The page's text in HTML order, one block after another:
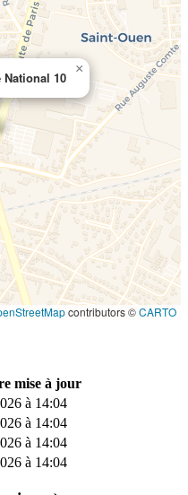
National 10
×
contributors ©CARTO
mise à jour
à 14:04
à 14:04
à 14:04
à 14:04